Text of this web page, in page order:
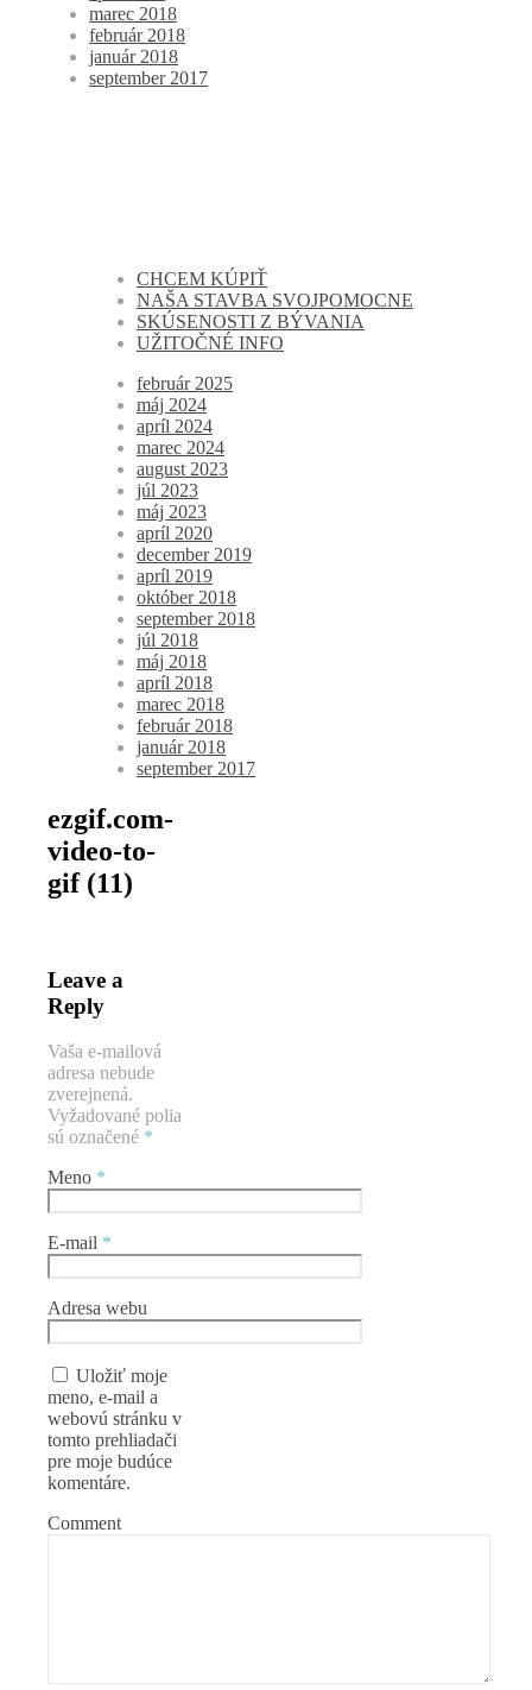
marec 2018
február 2018
január 2018
september 2017
CHCEM KÚPIŤ
NAŠA STAVBA SVOJPOMOCNE
SKÚSENOSTI Z BÝVANIA
UŽITOČNÉ INFO
február 2025
máj 2024
apríl 2024
marec 2024
august 2023
júl 2023
máj 2023
apríl 2020
december 2019
apríl 2019
október 2018
september 2018
júl 2018
máj 2018
apríl 2018
marec 2018
február 2018
január 2018
september 2017
ezgif.com-
video-to-
gif (11)
Leave a
Reply
Vaša e-mailová
adresa nebude
zverejnená.
Vyžadované polia
sú označené *
Meno *
E-mail *
Adresa webu
Uložiť moje
meno, e-mail a
webovú stránku v
tomto prehliadači
pre moje budúce
komentáre.
Comment